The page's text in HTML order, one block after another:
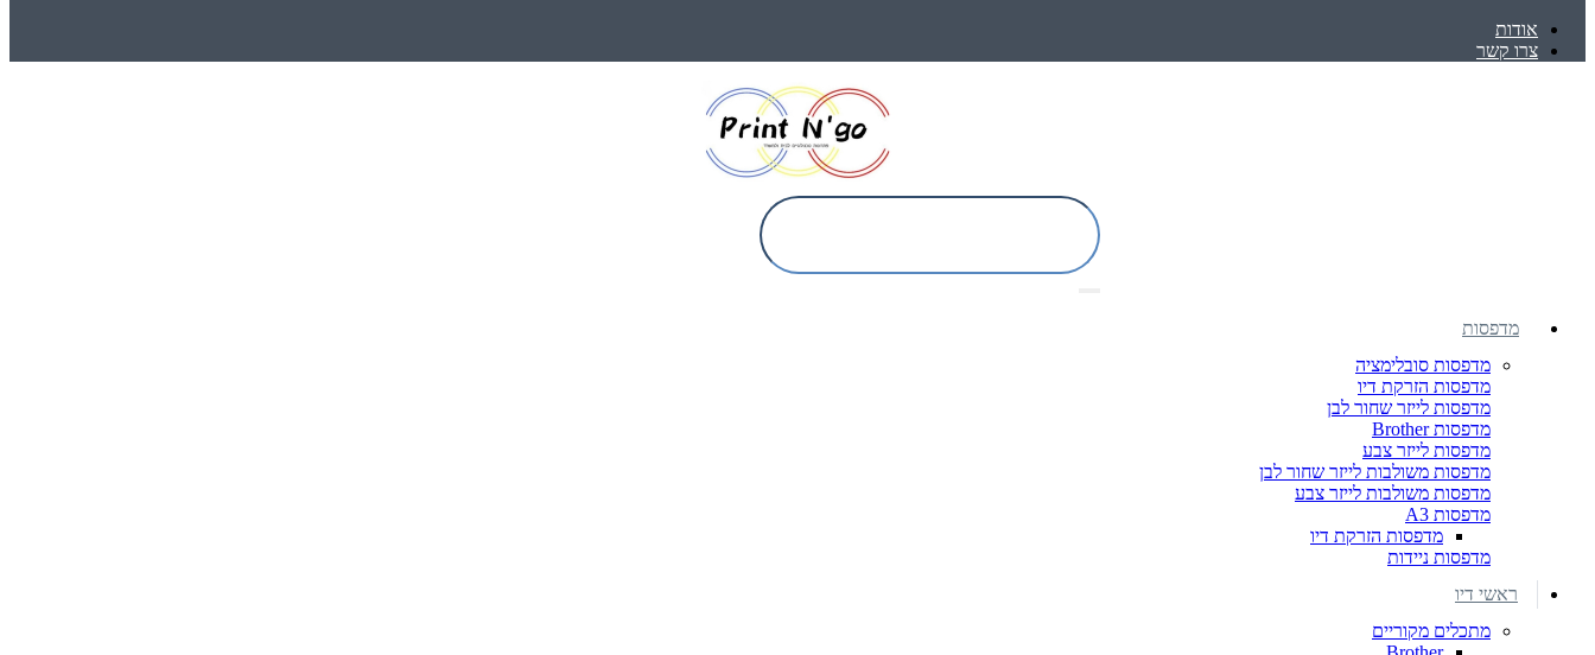
אודות
צרו קשר
מדפסות
מדפסות סובלימציה
מדפסות הזרקת דיו
מדפסות לייזר שחור לבן
מדפסות Brother
מדפסות לייזר צבע
מדפסות משולבות לייזר שחור לבן
מדפסות משולבות לייזר צבע
מדפסות A3
מדפסות הזרקת דיו
מדפסות ניידות
ראשי דיו
מתכלים מקוריים